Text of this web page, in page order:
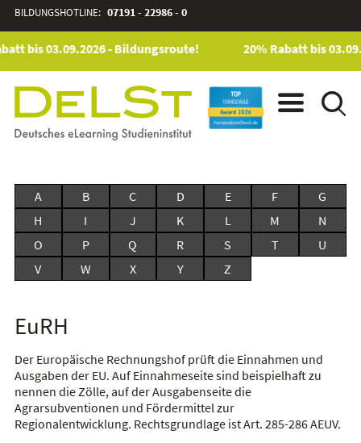
BILDUNGSHOTLINE: 07191 - 22986 - 0
bis 03.09.2026 - Bildungsroute! 20% Rabatt bis
A B C D E F
G
H
I J K L M
N
O
P Q R S T
U
V
W X Y Z
EuRH
Der Europäische Rechnungshof prüft die Einnahmen und
Ausgaben der EU. Auf Einnahmeseite sind beispielhaft zu
nennen die Zölle, auf der Ausgabenseite die
Agrarsubventionen und Fördermittel zur
Regionalentwicklung. Rechtsgrundlage ist Art. 285-286 AEUV.